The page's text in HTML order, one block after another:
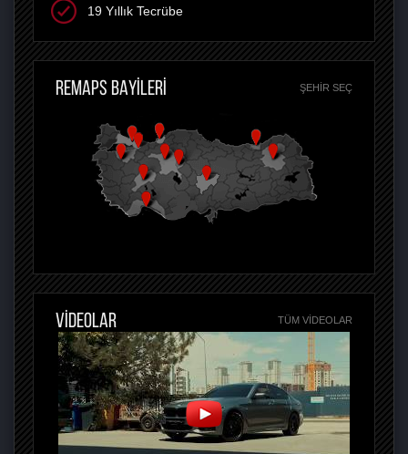
19 Yıllık Tecrübe
REMAPS BAYİLERİ ŞEHIR SEÇ
VİDEOLAR TÜM VIDEOLAR